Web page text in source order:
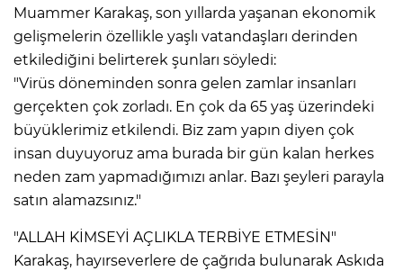
Muammer Karakaş, son yıllarda yaşanan ekonomik
gelişmelerin özellikle yaşlı vatandaşları derinden
etkilediğini belirterek şunları söyledi:
"Virüs döneminden sonra gelen zamlar insanları
gerçekten çok zorladı. En çok da 65 yaş üzerindeki
büyüklerimiz etkilendi. Biz zam yapın diyen çok
insan duyuyoruz ama burada bir gün kalan herkes
neden zam yapmadığımızı anlar. Bazı şeyleri parayla
satın alamazsınız."
"ALLAH KİMSEYİ AÇLIKLA TERBİYE ETMESİN"
Karakaş, hayırseverlere de çağrıda bulunarak Askıda